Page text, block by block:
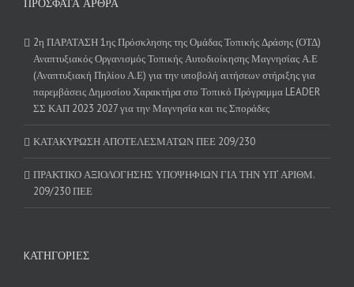
ΠΡΌΣΦΑΤΑ ΆΡΘΡΑ
2η ΠΑΡΑΤΑΣΗ 1ης Πρόσκλησης της Ομάδας Τοπικής Δράσης (ΟΤΔ)
Αναπτυξιακός Οργανισμός Τοπικής Αυτοδιοίκησης Μαγνησίας Α.Ε
(Αναπτυξιακή Πηλίου Α.Ε) για την υποβολή αιτήσεων στήριξης για
παρεμβάσεις Δημοσίου Χαρακτήρα στο Τοπικό Πρόγραμμα LEADER
ΣΣ ΚΑΠ 2023 2027 για την Μαγνησία και τις Σποράδες
ΚΑΤΑΚΥΡΩΣΗ ΑΠΟΤΕΛΕΣΜΑΤΩΝ ΠΕΕ 209/230
ΠΡΑΚΤΙΚΟ ΑΞΙΟΛΟΓΗΣΗΣ ΥΠΟΨΗΦΙΩΝ ΓΙΑ ΤΗΝ ΥΠ’ ΑΡΙΘΜ.
209/230 ΠΕΕ
KΑΤΗΓΟΡΊΕΣ